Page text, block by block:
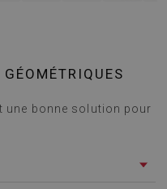
une bonne solution pour